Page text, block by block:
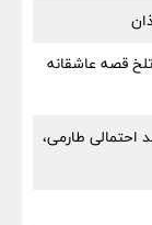
قصه عاشقانه
احتمالی طارمی،